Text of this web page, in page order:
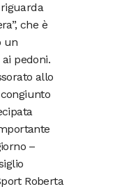
che è
un
pedoni.
allo
–
Roberta